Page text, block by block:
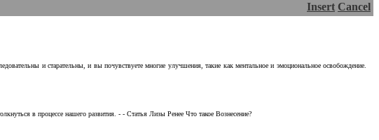
Insert Cancel
и старательны, и вы почувствуете многие улучшения, такие как ментальное и эмоциональное освобождение.
в процессе нашего развития. - - Статья Лизы Ренее Что такое Вознесение?